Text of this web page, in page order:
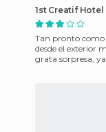
1st Creatif
Tan pronto como
desde el exterior
grata sorpresa,